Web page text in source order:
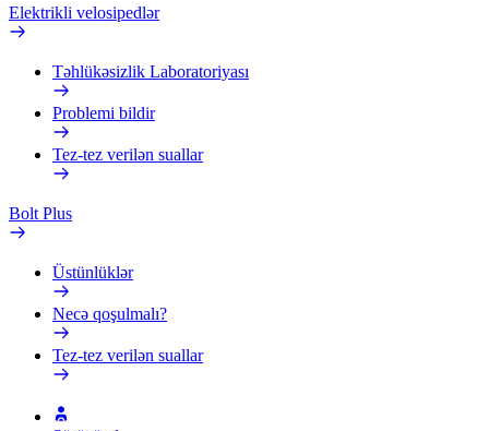
Elektrikli velosipedlər
Təhlükəsizlik Laboratoriyası
Problemi bildir
Tez-tez verilən suallar
Bolt Plus
Üstünlüklər
Necə qoşulmalı?
Tez-tez verilən suallar